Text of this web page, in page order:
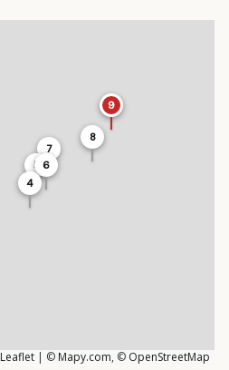
4
5 6
7
8
9
Leaflet | © Mapy.com, © OpenStreetMap